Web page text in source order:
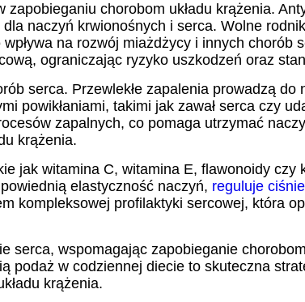
chorobom układu krążenia.
naczyń krwionośnych i serca. Wolne
na rozwój miażdżycy i innych chorób
ograniczając ryzyko uszkodzeń oraz
serca. Przewlekłe zapalenia prowadzą
powikłaniami, takimi jak zawał serca czy
zapalnych, co pomaga utrzymać
krążenia.
jak witamina C, witamina E, flawonoidy
elastyczność naczyń, reguluje
kompleksowej profilaktyki sercowej, która
serca, wspomagając zapobieganie
podaż w codziennej diecie to skuteczna
krążenia.